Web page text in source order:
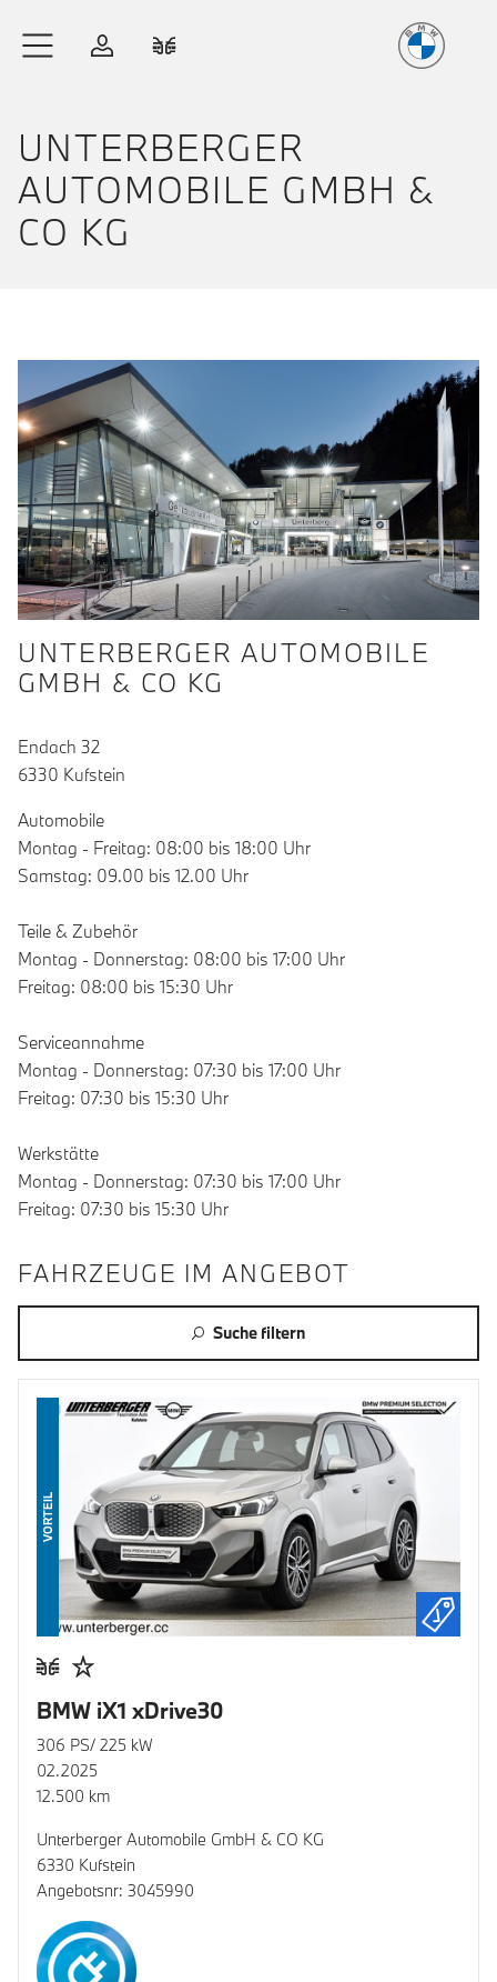
Anmelden
UNTERBERGER
AUTOMOBILE GMBH &
CO KG
UNTERBERGER AUTOMOBILE
GMBH & CO KG
Endach 32
6330 Kufstein
Automobile
Montag - Freitag: 08:00 bis 18:00 Uhr
Samstag: 09.00 bis 12.00 Uhr
Teile & Zubehör
Montag - Donnerstag: 08:00 bis 17:00 Uhr
Freitag: 08:00 bis 15:30 Uhr
Serviceannahme
Montag - Donnerstag: 07:30 bis 17:00 Uhr
Freitag: 07:30 bis 15:30 Uhr
Werkstätte
Montag - Donnerstag: 07:30 bis 17:00 Uhr
Freitag: 07:30 bis 15:30 Uhr
FAHRZEUGE IM ANGEBOT
Suche filtern
VORTEIL
BMW iX1 xDrive30
306 PS/ 225 kW
02.2025
12.500 km
Unterberger Automobile GmbH & CO KG
6330 Kufstein
Angebotsnr: 3045990